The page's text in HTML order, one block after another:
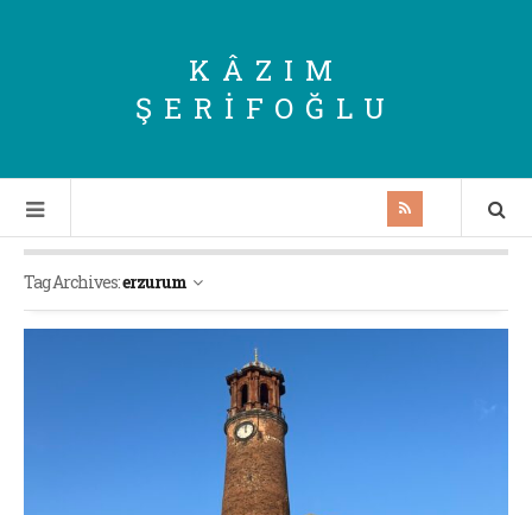
KÂZIM
ŞERIFOĞLU
Tag Archives:erzurum